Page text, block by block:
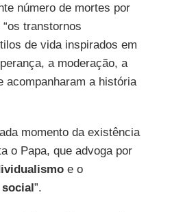
número de mortes por
transtornos
de vida inspirados em
a moderação, a
acompanharam a história
momento da existência
o Papa, que advoga por
e o
”.